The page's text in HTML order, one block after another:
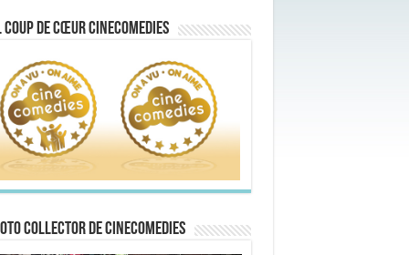
de Cœur CineComedies
collector de CineComedies